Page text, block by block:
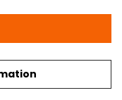
between